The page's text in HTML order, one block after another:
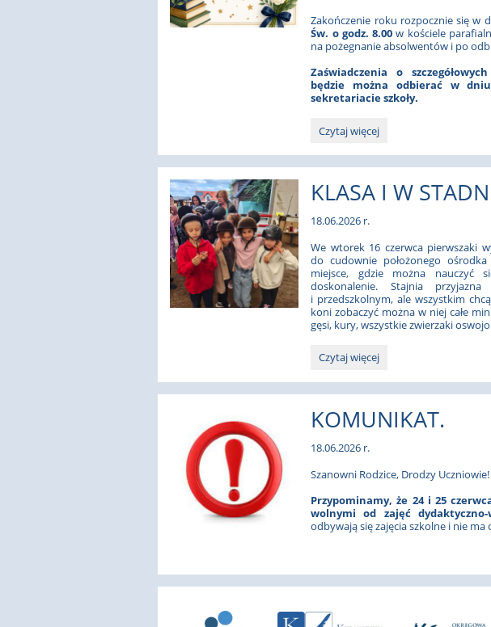
Zakończenie roku rozpocznie się w
Św. o godz. 8.00 w kościele
na pożegnanie absolwentów i po
Zaświadczenia o
będzie można odbierać w dniu
sekretariacie szkoły.
ZAKOŃCZENIE
SZKOLNEGO
Czytaj więcej
KLASA I W
18.06.2026 r.
We wtorek 16 czerwca pierwszaki
do cudownie położonego
miejsce, gdzie można nauczyć
doskonalenie. Stajnia
i przedszkolnym, ale wszystkim
koni zobaczyć można w niej całe
gęsi, kury, wszystkie zwierzaki
KLASA
W
KONI.:
Czytaj więcej
KOMUNIKAT.
18.06.2026 r.
Szanowni Rodzice, Drodzy Uczniowie!
Przypominamy, że 24 i 25
wolnymi od zajęć dydaktyczno-
odbywają się zajęcia szkolne i nie ma